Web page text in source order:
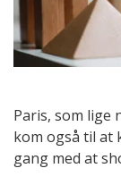
Paris, som lige
kom også til at
gang med at